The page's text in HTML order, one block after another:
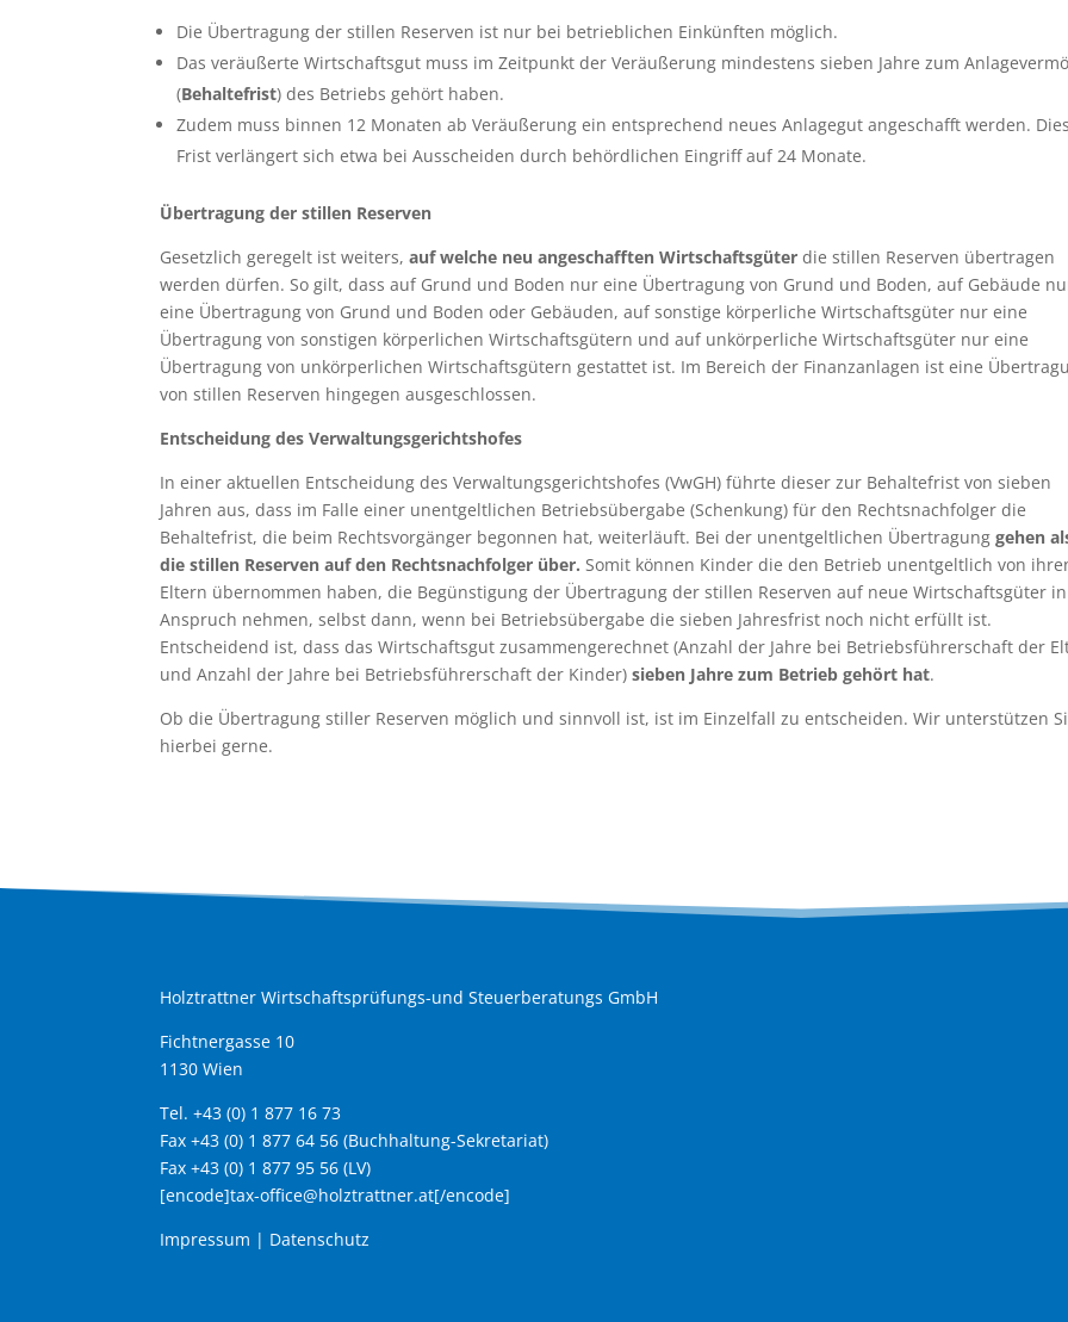
Die Übertragung der stillen Reserven ist nur bei betrieblichen Einkünften möglich.
Das veräußerte Wirtschaftsgut muss im Zeitpunkt der Veräußerung mindestens sieben Jahre zum
(Behaltefrist) des Betriebs gehört haben.
Zudem muss binnen 12 Monaten ab Veräußerung ein entsprechend neues Anlagegut angeschafft werden.
Frist verlängert sich etwa bei Ausscheiden durch behördlichen Eingriff auf 24 Monate.
Übertragung der stillen Reserven
Gesetzlich geregelt ist weiters,auf welche neu angeschafften Wirtschaftsgüter die stillen Reserven übertragen
werden dürfen. So gilt, dass auf Grund und Boden nur eine Übertragung von Grund und Boden, auf Gebäude
eine Übertragung von Grund und Boden oder Gebäuden, auf sonstige körperliche Wirtschaftsgüter nur eine
Übertragung von sonstigen körperlichen Wirtschaftsgütern und auf unkörperliche Wirtschaftsgüter nur eine
Übertragung von unkörperlichen Wirtschaftsgütern gestattet ist. Im Bereich der Finanzanlagen ist eine
von stillen Reserven hingegen ausgeschlossen.
Entscheidung des Verwaltungsgerichtshofes
In einer aktuellen Entscheidung des Verwaltungsgerichtshofes (VwGH) führte dieser zur Behaltefrist von sieben
Jahren aus, dass im Falle einer unentgeltlichen Betriebsübergabe (Schenkung) für den Rechtsnachfolger die
Behaltefrist, die beim Rechtsvorgänger begonnen hat, weiterläuft. Bei der unentgeltlichen Übertragunggehen
die stillen Reserven auf den Rechtsnachfolger über. Somit können Kinder die den Betrieb unentgeltlich von
Eltern übernommen haben, die Begünstigung der Übertragung der stillen Reserven auf neue Wirtschaftsgüter in
Anspruch nehmen, selbst dann, wenn bei Betriebsübergabe die sieben Jahresfrist noch nicht erfüllt ist.
Entscheidend ist, dass das Wirtschaftsgut zusammengerechnet (Anzahl der Jahre bei Betriebsführerschaft der
und Anzahl der Jahre bei Betriebsführerschaft der Kinder)sieben Jahre zum Betrieb gehört hat.
Ob die Übertragung stiller Reserven möglich und sinnvoll ist, ist im Einzelfall zu entscheiden. Wir unterstützen
hierbei gerne.
Holztrattner Wirtschaftsprüfungs-und Steuerberatungs GmbH
Fichtnergasse 10
1130 Wien
Tel. +43 (0) 1 877 16 73
Fax +43 (0) 1 877 64 56 (Buchhaltung-Sekretariat)
Fax +43 (0) 1 877 95 56 (LV)
[encode]tax-office@holztrattner.at[/encode]
Impressum | Datenschutz